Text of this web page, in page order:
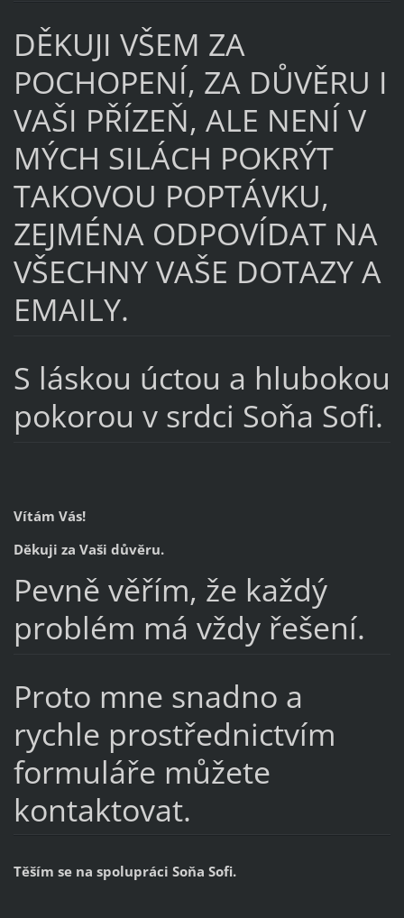
DĚKUJI VŠEM ZA
POCHOPENÍ, ZA DŮVĚRU I
VAŠI PŘÍZEŇ, ALE NENÍ V
MÝCH SILÁCH POKRÝT
TAKOVOU POPTÁVKU,
ZEJMÉNA ODPOVÍDAT NA
VŠECHNY VAŠE DOTAZY A
EMAILY.
S láskou úctou a hlubokou
pokorou v srdci Soňa Sofi.
Vítám Vás!
Děkuji za Vaši důvěru.
Pevně věřím, že každý
problém má vždy řešení.
Proto mne snadno a
rychle prostřednictvím
formuláře můžete
kontaktovat.
Těším se na spolupráci Soňa Sofi.